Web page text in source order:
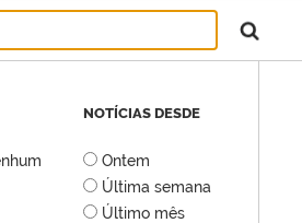
NOTÍCIAS DESDE
Ontem
Última semana
Último mês